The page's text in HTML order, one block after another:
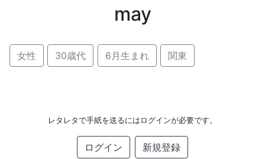
may
女性 30歳代 6月生まれ 関東
レタレタで手紙を送るにはログインが必要です。
ログイン 新規登録